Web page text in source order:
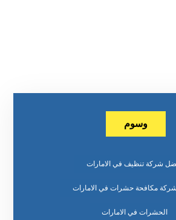
وسوم
شركة تنظيف في الامارات
مكافحة حشرات في الامارات
الحشرات في الامارات